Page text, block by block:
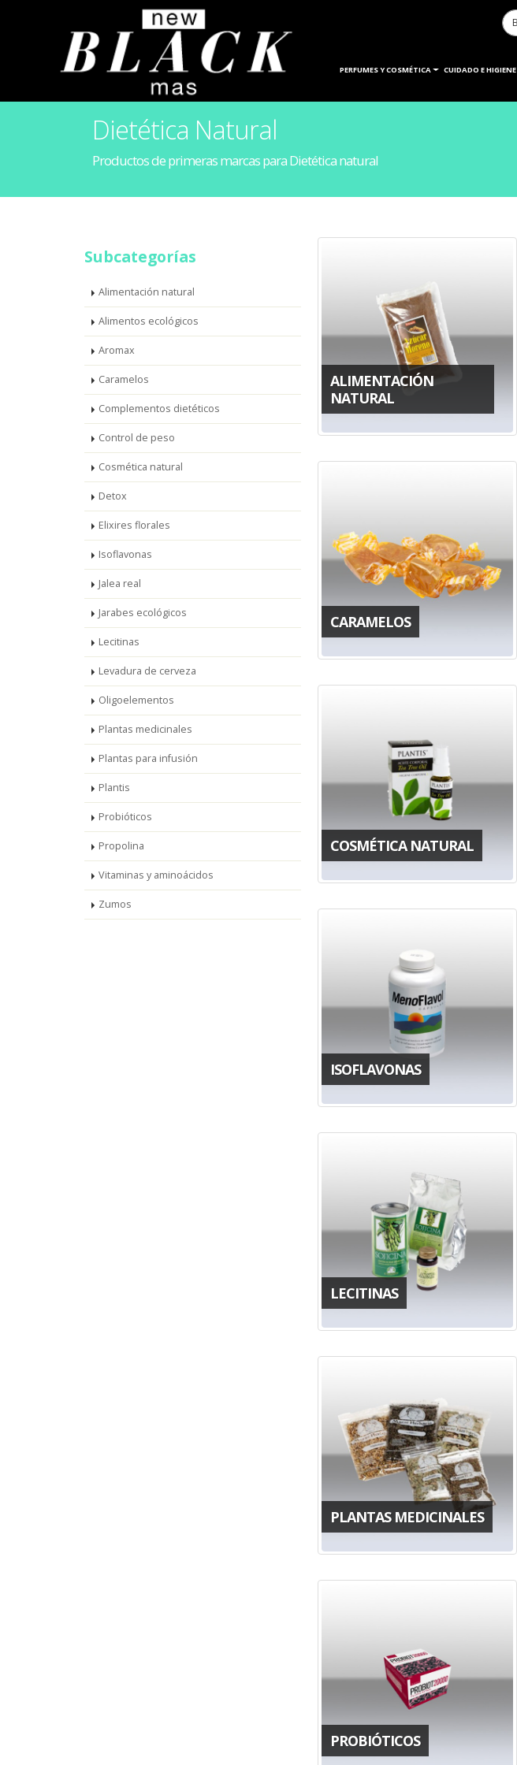
PERFUMES Y COSMÉTICA CUIDADO E HIGIENE
Dietética Natural
Productos de primeras marcas para Dietética natural
Subcategorías
Alimentación natural
Alimentos ecológicos
Aromax
Caramelos
Complementos dietéticos
Control de peso
Cosmética natural
Detox
Elixires florales
Isoflavonas
Jalea real
Jarabes ecológicos
Lecitinas
Levadura de cerveza
Oligoelementos
Plantas medicinales
Plantas para infusión
Plantis
Probióticos
Propolina
Vitaminas y aminoácidos
Zumos
ALIMENTACIÓN
NATURAL
CARAMELOS
COSMÉTICA NATURAL
ISOFLAVONAS
LECITINAS
PLANTAS MEDICINALES
PROBIÓTICOS